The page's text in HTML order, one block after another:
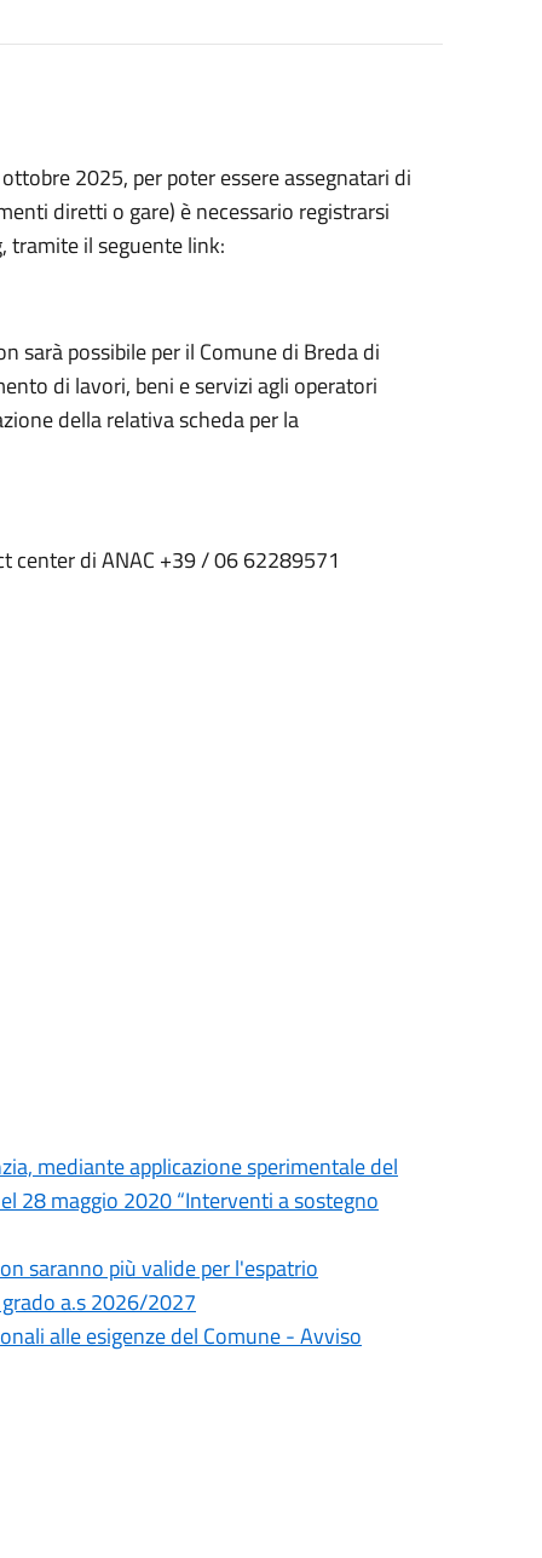
2025, per poter essere assegnatari di
diretti o gare) è necessario registrarsi
tramite il seguente link:
sarà possibile per il Comune di Breda di
di lavori, beni e servizi agli operatori
della relativa scheda per la
center di ANAC +39 / 06 62289571
mediante applicazione sperimentale del
28 maggio 2020 “Interventi a sostegno
saranno più valide per l'espatrio
a.s 2026/2027
alle esigenze del Comune - Avviso